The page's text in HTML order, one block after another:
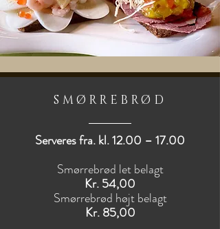
SMØRREBRØD
Serveres fra. kl. 12.00 – 17.00
Smørrebrød let belagt
Kr. 54,00
Smørrebrød højt belagt
Kr. 85,00